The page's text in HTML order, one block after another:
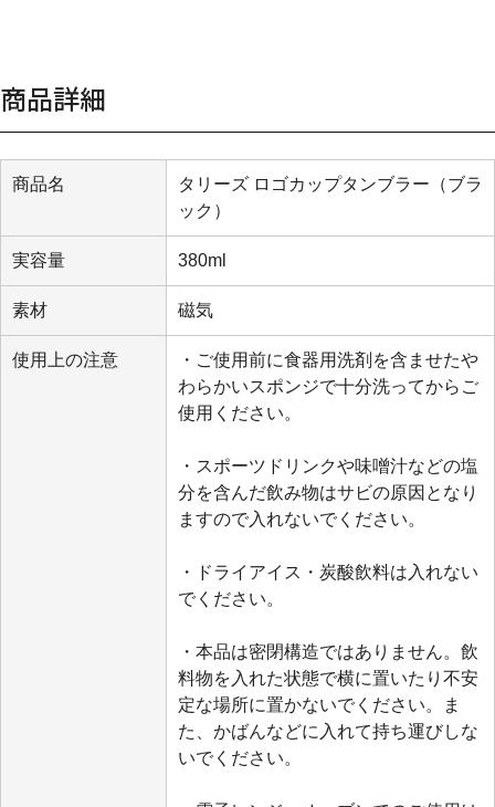
商品詳細
商品名
タリーズ ロゴカップタンブラー（ブラ
ック）
実容量 380ml
素材 磁気
使用上の注意
・ご使用前に食器用洗剤を含ませたや
わらかいスポンジで十分洗ってからご
使用ください。
・スポーツドリンクや味噌汁などの塩
分を含んだ飲み物はサビの原因となり
ますので入れないでください。
・ドライアイス・炭酸飲料は入れない
でください。
・本品は密閉構造ではありません。飲
料物を入れた状態で横に置いたり不安
定な場所に置かないでください。ま
た、かばんなどに入れて持ち運びしな
いでください。